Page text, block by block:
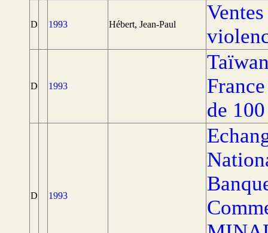
D 1993 Hébert, Jean-Paul
D 1993
de
D 1993